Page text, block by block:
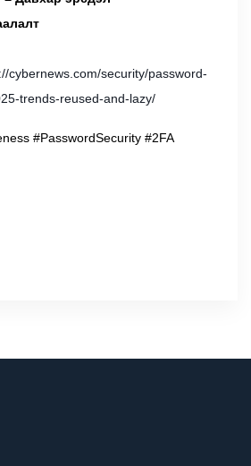
cybernews.com/security/password-
trends-reused-and-lazy/
#PasswordSecurity #2FA